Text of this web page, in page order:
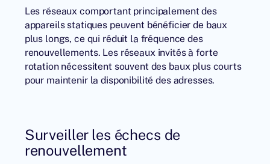
Les réseaux comportant principalement des
appareils statiques peuvent bénéficier de baux
plus longs, ce qui réduit la fréquence des
renouvellements. Les réseaux invités à forte
rotation nécessitent souvent des baux plus courts
pour maintenir la disponibilité des adresses.
Surveiller les échecs de
renouvellement